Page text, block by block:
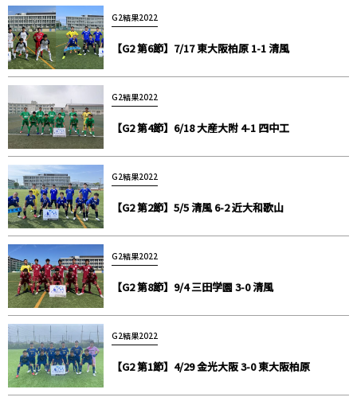
G2結果2022
【G2 第6節】7/17 東大阪柏原 1-1 清風
G2結果2022
【G2 第4節】6/18 大産大附 4-1 四中工
G2結果2022
【G2 第2節】5/5 清風 6-2 近大和歌山
G2結果2022
【G2 第8節】9/4 三田学園 3-0 清風
G2結果2022
【G2 第1節】4/29 金光大阪 3-0 東大阪柏原